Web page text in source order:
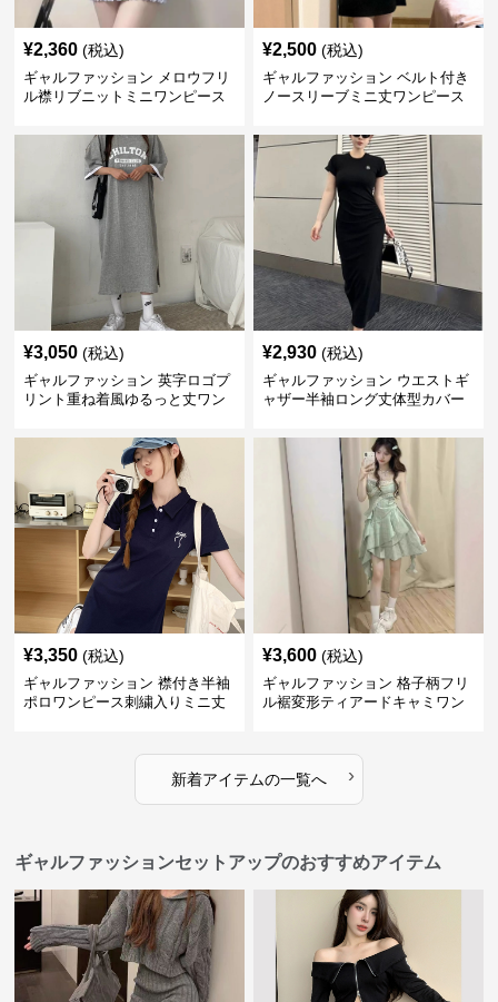
¥2,360 (税込)
ギャルファッション メロウフリ
ル襟リブニットミニワンピース
¥2,500 (税込)
ギャルファッション ベルト付き
ノースリーブミニ丈ワンピース
¥3,050 (税込)
ギャルファッション 英字ロゴプ
リント重ね着風ゆるっと丈ワン
¥2,930 (税込)
ギャルファッション ウエストギ
ャザー半袖ロング丈体型カバー
¥3,350 (税込)
ギャルファッション 襟付き半袖
ポロワンピース刺繍入りミニ丈
¥3,600 (税込)
ギャルファッション 格子柄フリ
ル裾変形ティアードキャミワン
新着アイテムの一覧へ ›
ギャルファッションセットアップのおすすめアイテム